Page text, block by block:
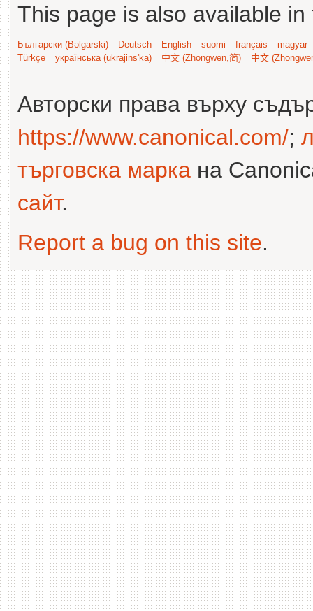
This page is also available
Български (Bəlgarski) Deutsch English suomi français
magyar
Türkçe
українська (ukrajins'ka) 中文 (Zhongwen,简) 中文
Авторски права върху
https://www.canonical.com/;
търговска марка на
сайт.
Report a bug on this site.